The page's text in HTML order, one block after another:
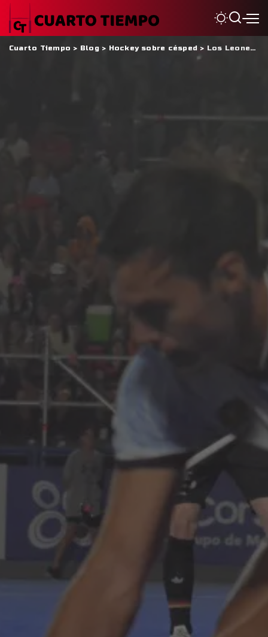
Cuarto Tiempo > Blog > Hockey sobre césped > Los Leones cayeron en shoot-out ante Alemania